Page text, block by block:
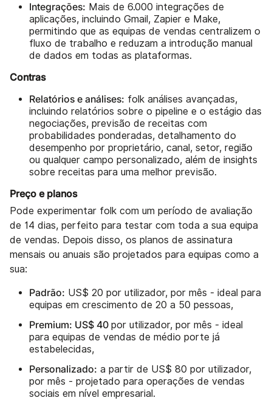
Integrações: Mais de 6.000 integrações de
aplicações, incluindo Gmail, Zapier e Make,
permitindo que as equipas de vendas centralizem o
fluxo de trabalho e reduzam a introdução manual
de dados em todas as plataformas.
Contras
Relatórios e análises: folk análises avançadas,
incluindo relatórios sobre o pipeline e o estágio das
negociações, previsão de receitas com
probabilidades ponderadas, detalhamento do
desempenho por proprietário, canal, setor, região
ou qualquer campo personalizado, além de insights
sobre receitas para uma melhor previsão.
Preço e planos
Pode experimentar folk com um período de avaliação
de 14 dias, perfeito para testar com toda a sua equipa
de vendas. Depois disso, os planos de assinatura
mensais ou anuais são projetados para equipas como a
sua:
Padrão: US$ 20 por utilizador, por mês - ideal para
equipas em crescimento de 20 a 50 pessoas,
Premium: US$ 40 por utilizador, por mês - ideal
para equipas de vendas de médio porte já
estabelecidas,
Personalizado: a partir de US$ 80 por utilizador,
por mês - projetado para operações de vendas
sociais em nível empresarial.